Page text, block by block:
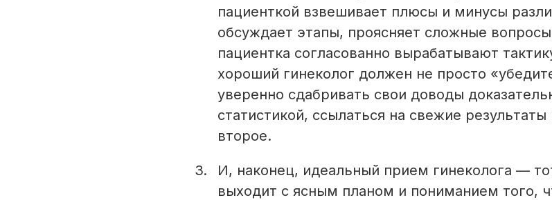
пациенткой взвешивает плюсы и минусы
обсуждает этапы, проясняет сложные
пациентка согласованно вырабатывают
хороший гинеколог должен не просто
уверенно сдабривать свои доводы
статистикой, ссылаться на свежие
второе.
И, наконец, идеальный прием гинеколога —
выходит с ясным планом и пониманием того,